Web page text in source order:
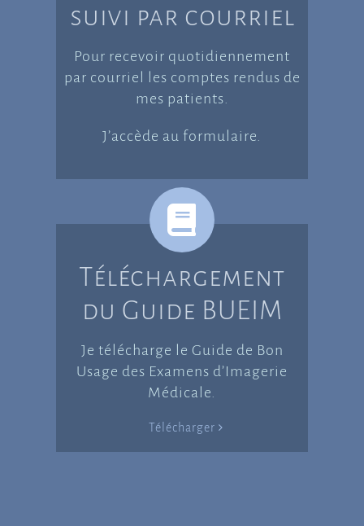
suivi par courriel
Pour recevoir quotidiennement
par courriel les comptes rendus de
mes patients.
J’accède au formulaire.
Téléchargement
du Guide BUEIM
Je télécharge le Guide de Bon
Usage des Examens d’Imagerie
Médicale.
Télécharger